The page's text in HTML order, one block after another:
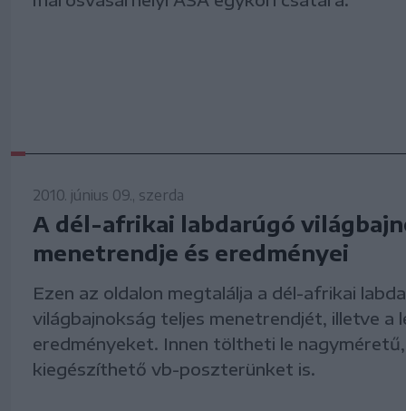
2010. június 09., szerda
A dél-afrikai labdarúgó
menetrendje és eredményei
Ezen az oldalon megtalálja a dél-afrikai
világbajnokság teljes menetrendjét, illetve a
eredményeket. Innen töltheti le nagyméretű,
kiegészíthető vb-poszterünket is.